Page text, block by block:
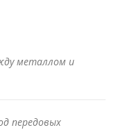
металлом и
передовых